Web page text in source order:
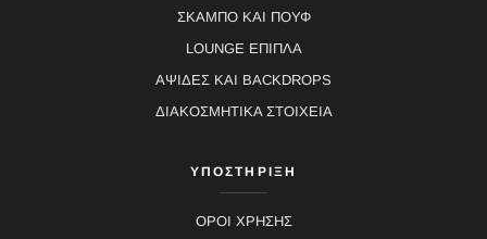
ΣΚΑΜΠΟ ΚΑΙ ΠΟΥΦ
LOUNGE ΕΠΙΠΛΑ
ΑΨΙΔΕΣ ΚΑΙ BACKDROPS
ΔΙΑΚΟΣΜΗΤΙΚΑ ΣΤΟΙΧΕΙΑ
ΥΠΟΣΤΗΡΙΞΗ
ΟΡΟΙ ΧΡΗΣΗΣ